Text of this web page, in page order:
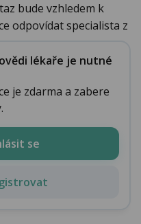
bude vzhledem k
odpovídat specialista z
lékaře je nutné
je zdarma a zabere
se